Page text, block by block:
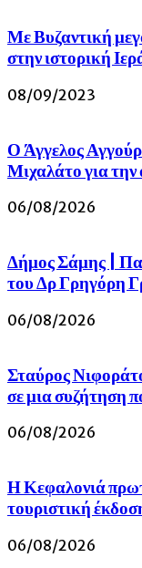
Με Βυζαντική
στην ιστορική
08/09/2023
Ο Άγγελος
Μιχαλάτο για
06/08/2026
Δήμος Σάμης |
του Δρ Γρηγόρη
06/08/2026
Σταύρος
σε μια συζήτηση
06/08/2026
Η Κεφαλονιά
τουριστική
06/08/2026